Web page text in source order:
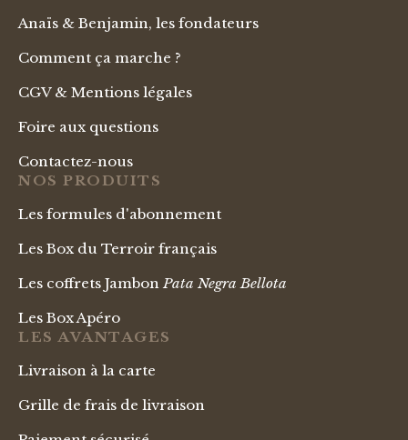
Anaïs & Benjamin, les fondateurs
Comment ça marche ?
CGV & Mentions légales
Foire aux questions
Contactez-nous
NOS PRODUITS
Les formules d'abonnement
Les Box du Terroir français
Les coffrets JambonPata Negra Bellota
Les Box Apéro
LES AVANTAGES
Livraison à la carte
Grille de frais de livraison